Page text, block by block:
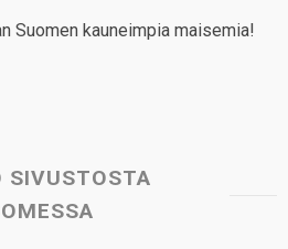
Suomen kauneimpia maisemia!
SIVUSTOSTA